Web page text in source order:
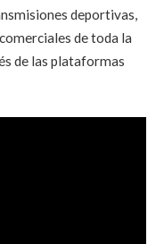
deportivas,
de toda la
de las plataformas